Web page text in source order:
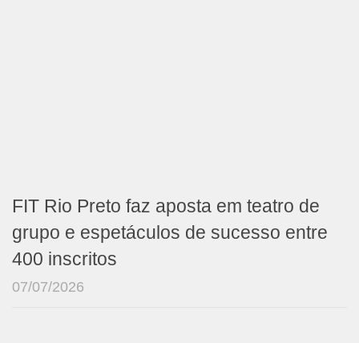
FIT Rio Preto faz aposta em teatro de
grupo e espetáculos de sucesso entre
400 inscritos
07/07/2026